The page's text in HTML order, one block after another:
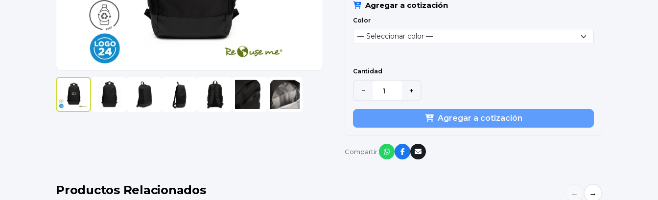
Agregar a cotización
Color
Cantidad
− +
Agregar a cotización
Compartir:
Productos Relacionados ← →